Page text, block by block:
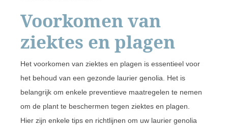
Voorkomen van
ziektes en plagen
Het voorkomen van ziektes en plagen is essentieel voor
het behoud van een gezonde laurier genolia. Het is
belangrijk om enkele preventieve maatregelen te nemen
om de plant te beschermen tegen ziektes en plagen.
Hier zijn enkele tips en richtlijnen om uw laurier genolia